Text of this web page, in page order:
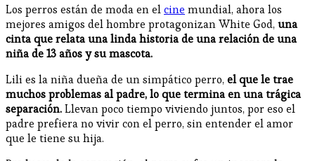
Los perros están de moda en elcine mundial, ahora los
mejores amigos del hombre protagonizan White God, una
cinta que relata una linda historia de una relación de una
niña de 13 años y su mascota.
Lili es la niña dueña de un simpático perro, el que le trae
muchos problemas al padre, lo que termina en una trágica
separación.Llevan poco tiempo viviendo juntos, por eso el
padre prefiera no vivir con el perro, sin entender el amor
que le tiene su hija.